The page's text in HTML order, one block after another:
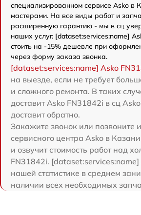
специализированном сервисе Asko в
мастерами. На все виды работ и
расширенную гарантию - мы в сц
наших услуг. [dataset:services:name]
стоить на -15% дешевле при
через форму заказа звонка.
[dataset:services:name] Asko
на выезде, если не требует
и сложного ремонта. В таких
доставит Asko FN31842i в сц
доставит обратно.
Закажите звонок или позвоните
сервисного центра Asko в
и озвучит стоимость работ над
FN31842i.
нашей статистике в среднем
наличии всех необходимых